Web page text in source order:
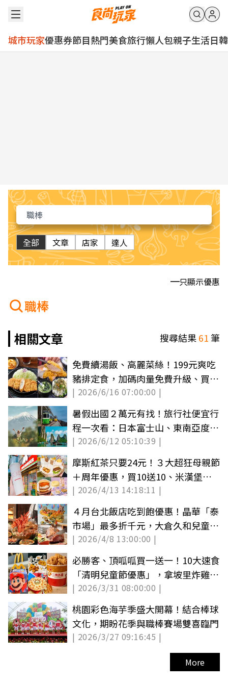
城市玩家優惠券節目熱門美食旅行懶人包親子生活日韓
全部 文章 店家 達人
只顯示優惠
職棒
相關文章
搜尋結果61筆
免費續湯飯、高麗菜絲！199元爽吃
豬排定食，加碼肉量免費升級、買一
送一
| 2026/6/16 07:00:00 |
暑假出國２萬元有找！旅行社便宜行
程一次看：日本富士山、東南亞度假
免３萬
| 2026/6/12 05:10:39 |
摩斯紅茶只要24元！３大超狂母親節
＋周年優惠，買10送10、米漢堡４
送１
| 2026/4/13 14:18:11 |
４月台北飯店吃到飽優惠！晶華「泰
市場」最多折千元，大倉久和兒童用
餐免費
| 2026/4/8 13:00:00 |
必勝客、頂呱呱買一送一！10大速食
「清明兒童節優惠」，拿坡里炸雞買
６送３
| 2026/3/31 08:00:00 |
桃園彩色海芋季盛大開幕！結合棒球
文化，期盼花季與職棒賽場雙喜臨門
| 2026/3/27 09:16:45 |
More